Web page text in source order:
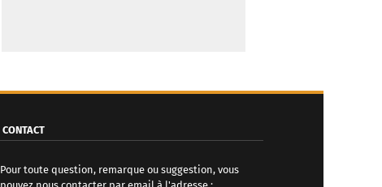
CONTACT
Pour toute question, remarque ou suggestion, vous